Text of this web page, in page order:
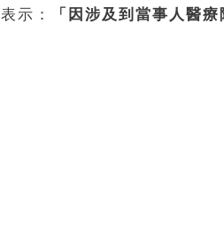
表示：
「因涉及到當事人醫